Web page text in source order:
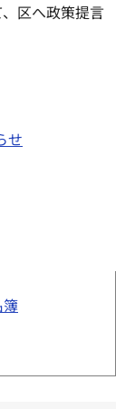
区へ政策提言
せ